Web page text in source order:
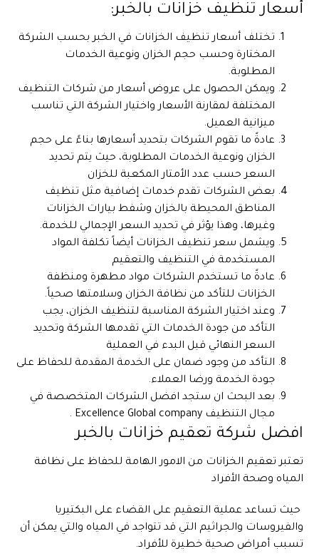
أسعار تنظيف خزانات بالخبر:
تختلف أسعار تنظيف الخزانات في الخبر بحسب الشركة
المختارة وحسب حجم الخزان ونوعية الخدمات
المطلوبة.
ويمكن الحصول على عروض أسعار من شركات التنظيف
المختلفة لمقارنة الأسعار واختيار الشركة التي تناسب
ميزانية العميل.
عادةً ما تقوم الشركات بتحديد أسعارها بناءً على حجم
الخزان ونوعية الخدمات المطلوبة، حيث يتم تحديد
السعر حسب عدد الأمتار المكعبة للخزان
بعض الشركات تقدم خدمات إضافية مثل تنظيف
المناطق المحيطة بالخزان وشفط بيارات الخزانات
وغيرها، وهذا يؤثر في تحديد السعر الإجمالي للخدمة.
ويشمل سعر تنظيف الخزانات أيضاً تكلفة المواد
المستخدمة في التنظيف والتعقيم
عادةً ما تستخدم الشركات مواد مطهرة ومنظفة
الخزانات للتأكد من نظافة الخزان وسلامتها صحياً.
وعند اختيار الشركة المناسبة لتنظيف الخزان، يجب
التأكد من جودة الخدمات التي تقدمها الشركة وتحديد
السعر النهائي قبل البدء في العملية
التأكد من وجود ضمان على الخدمة المقدمة للحفاظ على
جودة الخدمة ورضا العملاء.
بعد البحث ان ستجد افضل الشركات المتخصصة في
مجال التنظيف Excellence Global company .
افضل شركة تعقيم خزانات بالخبر
تعتبر تعقيم الخزانات من الامور الهامة للحفاظ على نظافة
المياه وصحة الأفراد
حيث تساعد عملية التعقيم على القضاء على البكتيريا
والفيروسات والجراثيم التي قد تتواجد في المياه والتي يمكن أن
تسبب أمراض صحية خطيرة للأفراد.